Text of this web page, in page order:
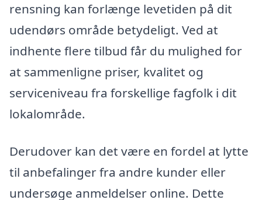
rensning kan forlænge levetiden på dit
udendørs område betydeligt. Ved at
indhente flere tilbud får du mulighed for
at sammenligne priser, kvalitet og
serviceniveau fra forskellige fagfolk i dit
lokalområde.
Derudover kan det være en fordel at lytte
til anbefalinger fra andre kunder eller
undersøge anmeldelser online. Dette